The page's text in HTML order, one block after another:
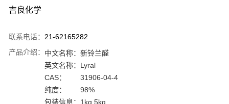
吉良化学
联系电话： 21-62165282
产品介绍： 中文名称： 新铃兰醛
英文名称： Lyral
CAS：
31906-04-4
纯度：
98%
包装信息： 1kg,5kg